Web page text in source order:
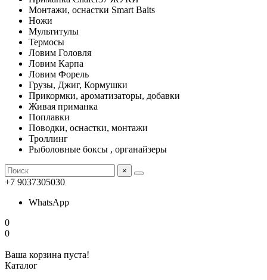
Монтажи, оснастки Smart Baits
Ножи
Мультитулы
Термосы
Ловим Головля
Ловим Карпа
Ловим Форель
Грузы, Джиг, Кормушки
Прикормки, ароматизаторы, добавки
Живая приманка
Поплавки
Поводки, оснастки, монтажи
Троллинг
Рыболовные боксы , органайзеры
×
+7 9037305030
WhatsApp
0
0
Ваша корзина пуста!
Каталог